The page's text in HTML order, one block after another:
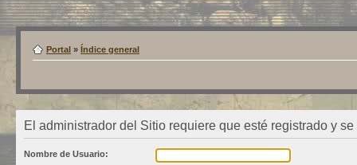
Portal » Índice general
El administrador del Sitio requiere que esté registrado y
Nombre de Usuario: